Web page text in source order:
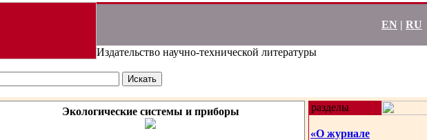
EN | RU
Издательство научно-технической литературы
Экологические системы и приборы разделы
«О журнале